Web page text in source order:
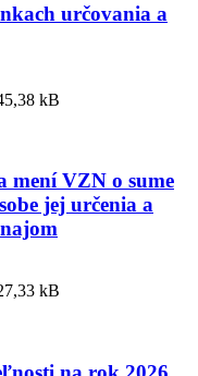
určovania a
kB
mení VZN o sume
jej určenia a
kB